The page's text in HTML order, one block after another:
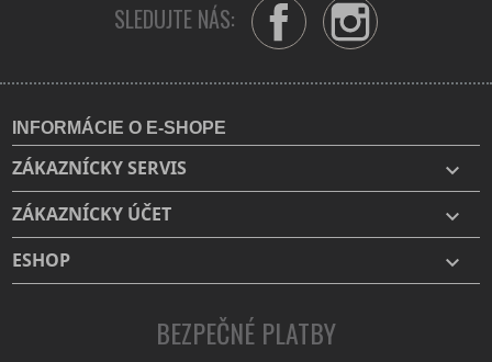
SLEDUJTE NÁS: FacebookInstagram
INFORMÁCIE O E-SHOPE
ZÁKAZNÍCKY SERVIS 
ZÁKAZNÍCKY ÚČET 
ESHOP 
BEZPEČNÉ PLATBY